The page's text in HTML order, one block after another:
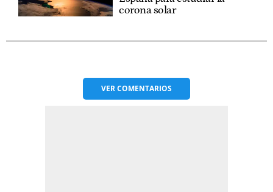
corona solar
VERCOMENTARIOS